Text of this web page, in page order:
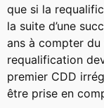
que si la
la suite d’une
ans à compter
requalification
premier CDD
être prise en